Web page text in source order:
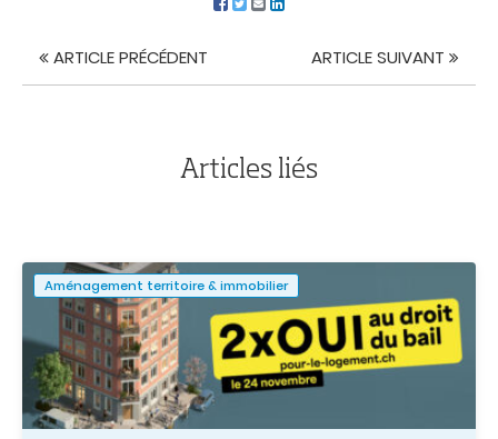
Navigation
ARTICLE PRÉCÉDENT ARTICLE SUIVANT
Articles liés
Aménagement territoire & immobilier